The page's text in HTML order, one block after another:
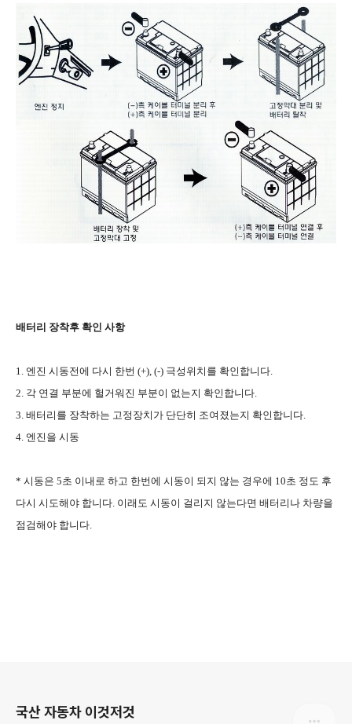
배터리 장착후 확인 사항
1. 엔진 시동전에 다시 한번 (+), (-) 극성위치를 확인합니다.
2. 각 연결 부분에 헐거워진 부분이 없는지 확인합니다.
3. 배터리를 장착하는 고정장치가 단단히 조여졌는지 확인합니다.
4. 엔진을 시동
* 시동은 5초 이내로 하고 한번에 시동이 되지 않는 경우에 10초 정도 후
다시 시도해야 합니다. 이래도 시동이 걸리지 않는다면 배터리나 차량을
점검해야 합니다.
국산 자동차 이것저것